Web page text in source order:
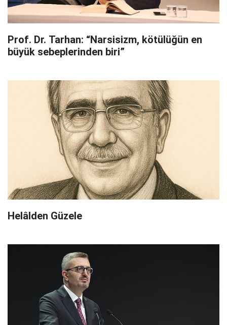
Prof. Dr. Tarhan: “Narsisizm, kötülüğün en
büyük sebeplerinden biri”
Helâlden Güzele